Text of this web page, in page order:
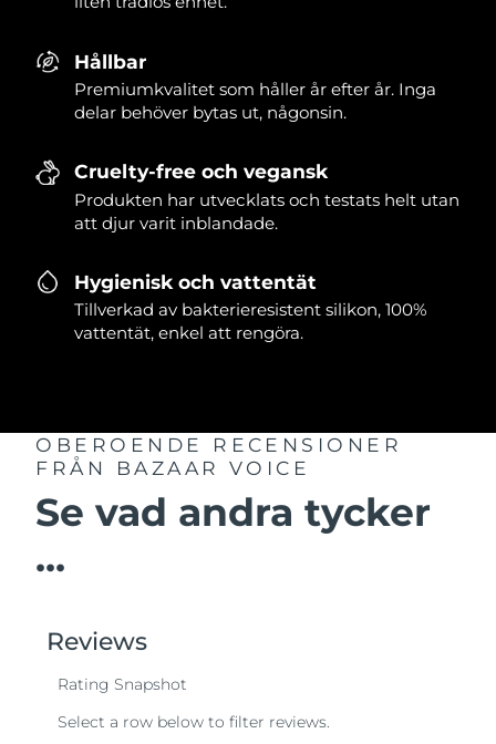
Hållbar
Premiumkvalitet som håller år efter år. Inga
delar behöver bytas ut, någonsin.
Cruelty-free och vegansk
Produkten har utvecklats och testats helt utan
att djur varit inblandade.
Hygienisk och vattentät
Tillverkad av bakterieresistent silikon, 100%
vattentät, enkel att rengöra.
OBEROENDE RECENSIONER
FRÅN BAZAAR VOICE
Se vad andra tycker
...